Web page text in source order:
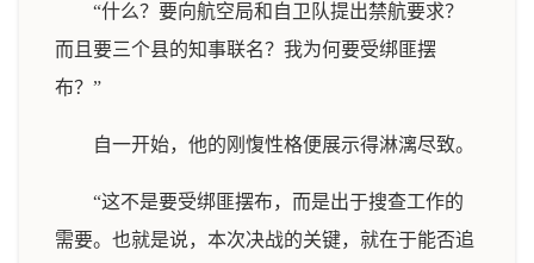
“什么？要向航空局和自卫队提出禁航要求？
而且要三个县的知事联名？我为何要受绑匪摆
布？”
自一开始，他的刚愎性格便展示得淋漓尽致。
“这不是要受绑匪摆布，而是出于搜查工作的
需要。也就是说，本次决战的关键，就在于能否追